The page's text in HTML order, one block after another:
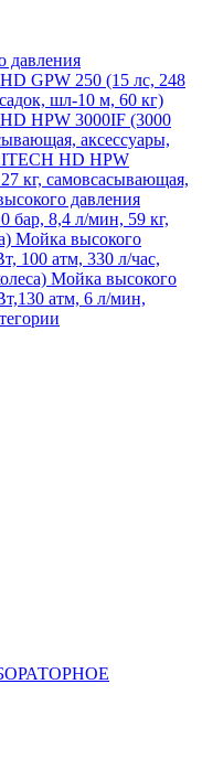
давления
GPW 250 (15 лс, 248
шл-10 м, 60 кг)
HPW 3000IF (3000
аксессуары,
HD HPW
кг, самовсасывающая,
давления
бар, 8,4 л/мин, 59 кг,
Мойка высокого
100 атм, 330 л/час,
Мойка высокого
атм, 6 л/мин,